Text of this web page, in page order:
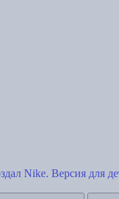
Nike. Версия для